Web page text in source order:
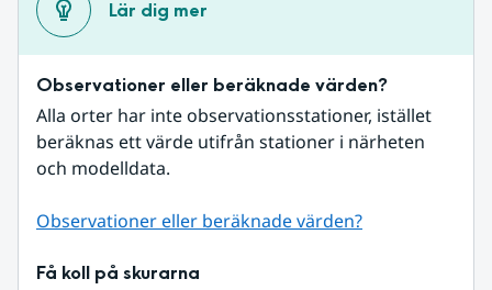
Lär dig mer
Observationer eller beräknade värden?
Alla orter har inte observationsstationer, istället
beräknas ett värde utifrån stationer i närheten
och modelldata.
Observationer eller beräknade värden?
Få koll på skurarna